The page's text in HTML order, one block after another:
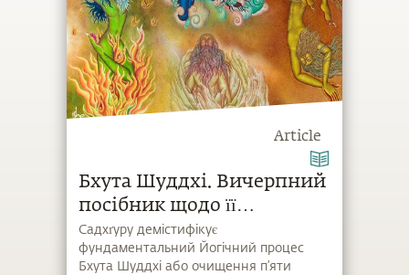
Article
Бхута Шуддхі. Вичерпний
посібник щодо її
значення, переваг і
практики
Садхґуру демістифікує
фундаментальний Йогічний процес
Бхута Шуддхі або очищення п’яти